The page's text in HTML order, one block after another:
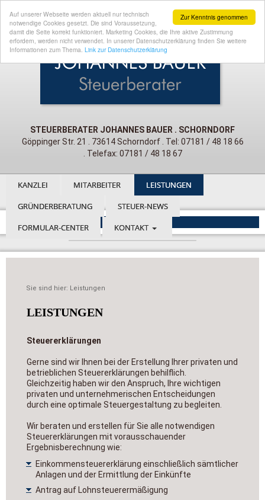
Zur Kenntnis genommen
Auf unserer Webseite werden aktuell nur technisch
notwendige Cookies gesetzt. Die sind Voraussetzung,
damit die Seite korrekt funktioniert. Marketing Cookies, die Ihre aktive Zustimmung
erfordern, werden nicht verwendet. In unserer Datenschutzerklärung finden Sie weitere
Informationen zum Thema. Link zur Datenschutzerklärung
STEUERBERATER JOHANNES BAUER . SCHORNDORF
Göppinger Str. 21 . 73614 Schorndorf . Tel: 07181 / 48 18 66
. Telefax: 07181 / 48 18 67
KANZLEI MITARBEITER
LEISTUNGEN
GRÜNDERBERATUNG
STEUER-NEWS
FORMULAR-CENTER
KONTAKT
Sie sind hier: Leistungen
LEISTUNGEN
Steuererklärungen
Gerne sind wir Ihnen bei der Erstellung Ihrer privaten und
betrieblichen Steuererklärungen behilflich.
Gleichzeitig haben wir den Anspruch, Ihre wichtigen
privaten und unternehmerischen Entscheidungen
durch eine optimale Steuergestaltung zu begleiten.
Wir beraten und erstellen für Sie alle notwendigen
Steuererklärungen mit vorausschauender
Ergebnisberechnung wie:
Einkommensteuererklärung einschließlich sämtlicher
Anlagen und der Ermittlung der Einkünfte
Antrag auf Lohnsteuerermäßigung